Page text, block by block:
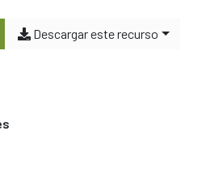
Descargar este recurso